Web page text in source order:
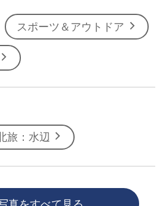
スポーツ＆アウトドア
旅：水辺